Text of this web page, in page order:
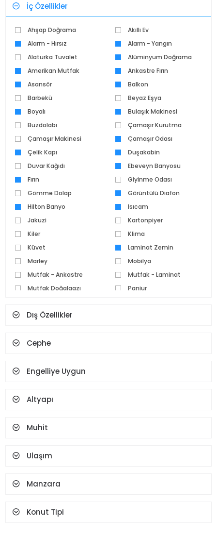
İç Özellikler
Ahşap Doğrama
Akıllı Ev
Alarm - Hırsız
Alarm - Yangın
Alaturka Tuvalet
Alüminyum Doğrama
Amerikan Mutfak
Ankastre Fırın
Asansör
Balkon
Barbekü
Beyaz Eşya
Boyalı
Bulaşık Makinesi
Buzdolabı
Çamaşır Kurutma
Makinesi
Çamaşır Makinesi
Çamaşır Odası
Çelik Kapı
Duşakabin
Duvar Kağıdı
Ebeveyn Banyosu
Fırın
Giyinme Odası
Gömme Dolap
Görüntülü Diafon
Hilton Banyo
Isıcam
Jakuzi
Kartonpiyer
Kiler
Klima
Küvet
Laminat Zemin
Marley
Mobilya
Mutfak - Ankastre
Mutfak - Laminat
Mutfak Doğalgazı
Panjur
Seramik Zemin
Şömine
Yüz Tanıma Ve Parmak
Dış Özellikler
Cephe
Engelliye Uygun
Altyapı
Muhit
Ulaşım
Manzara
Konut Tipi